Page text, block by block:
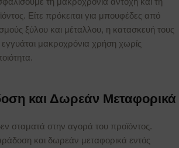
Είτε πρόκειται για μπουφέδες από
ξύλου και μέταλλου, η κατασκευή τους
εγγυάται μακροχρόνια χρήση χωρίς
και Δωρεάν Μεταφορικά
σταματά στην αγορά του προϊόντος.
και δωρεάν μεταφορικά εντός